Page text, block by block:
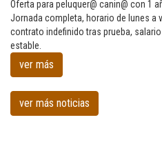
buscan
profesionales
en
Peluqueria
Oferta para peluquer@ canin@ con 1
Jornada completa, horario de lunes a
contrato indefinido tras prueba,
estable.
ver más
ver más noticias